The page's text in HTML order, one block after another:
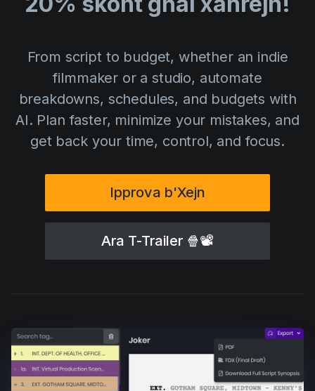
AI Agent
Education
Filmmaking
Gaming
Guides
Post-production
Production
Scheduling
Vidjows
Ċentru tal-Għajnuna
From script to budget, whether an indie
filmmaker or a studio, automate
breakdowns, schedules, and budgets with
AI. Plan faster, minimize your mistakes, and
get back your time, control, and focus.
Ipprova b'Xejn
Ara T-Trailer 🍿📽